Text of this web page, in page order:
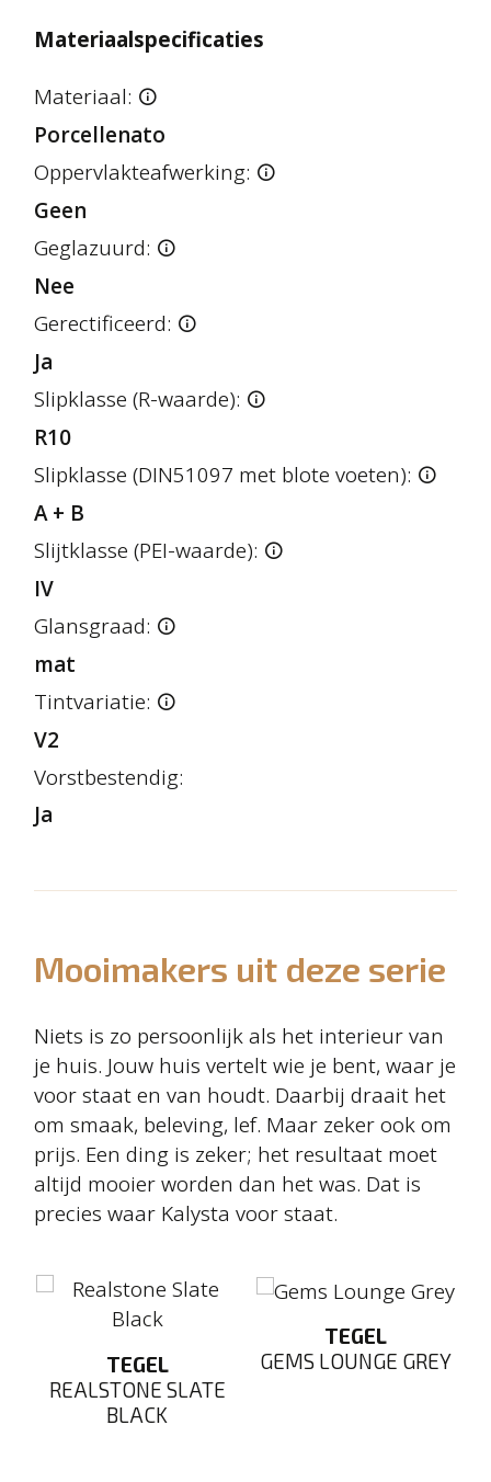
Materiaalspecificaties
Materiaal:
Porcellenato
Oppervlakteafwerking:
Geen
Geglazuurd:
Nee
Gerectificeerd:
Ja
Slipklasse (R-waarde):
R10
Slipklasse (DIN51097 met blote voeten):
A + B
Slijtklasse (PEI-waarde):
IV
Glansgraad:
mat
Tintvariatie:
V2
Vorstbestendig:
Ja
Mooimakers uit deze serie
Niets is zo persoonlijk als het interieur van
je huis. Jouw huis vertelt wie je bent, waar je
voor staat en van houdt. Daarbij draait het
om smaak, beleving, lef. Maar zeker ook om
prijs. Een ding is zeker; het resultaat moet
altijd mooier worden dan het was. Dat is
precies waar Kalysta voor staat.
TEGEL
REALSTONE SLATE
BLACK
TEGEL
GEMS LOUNGE GREY